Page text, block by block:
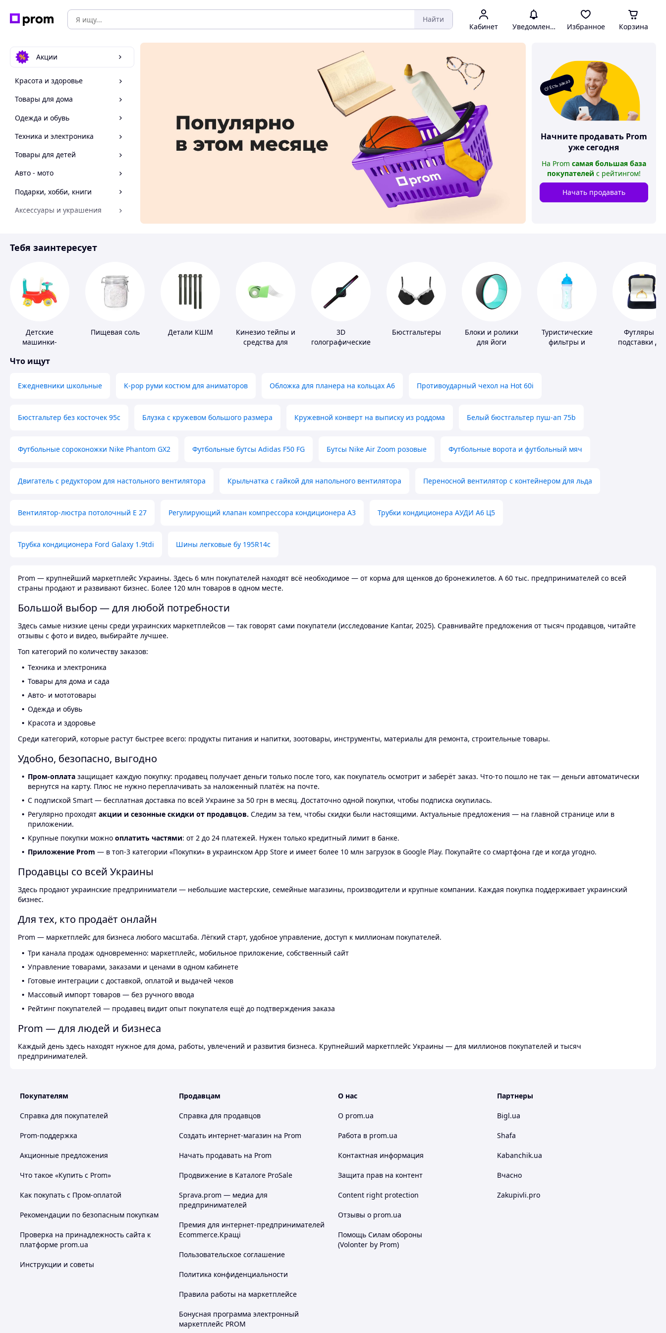
Найти
Кабинет Уведомления Избранное Корзина
Акции
Красота и здоровье
Товары для дома
Одежда и обувь
Техника и электроника
Товары для детей
Авто - мото
Подарки, хобби, книги
Аксессуары и украшения
Спорт и отдых
О! Есть заказ
Начните продавать Prom
уже сегодня
На Prom самая большая база
покупателей с рейтингом!
Начать продавать
Тебя заинтересует
Детские
машинки-
Пищевая соль Детали КШМ
Кинезио тейпы и
средства для
3D
голографические
Бюстгальтеры
Блоки и ролики
для йоги
Туристические
фильтры и
Футляры и
подставки
Что ищут
Ежедневники школьные K-pop руми костюм для аниматоров Обложка для планера на кольцах А6 Противоударный чехол на Hot 60i
Бюстгальтер без косточек 95с Блузка с кружевом большого размера Кружевной конверт на выписку из роддома Белый бюстгальтер пуш-ап 75b
Футбольные сороконожки Nike Phantom GX2 Футбольные бутсы Adidas F50 FG Бутсы Nike Air Zoom розовые Футбольные ворота и футбольный мяч
Двигатель с редуктором для настольного вентилятора Крыльчатка с гайкой для напольного вентилятора Переносной вентилятор с контейнером для льда
Вентилятор-люстра потолочный E 27 Регулирующий клапан компрессора кондиционера А3 Трубки кондиционера АУДИ А6 Ц5
Трубка кондиционера Ford Galaxy 1.9tdi Шины легковые бу 195R14c
Prom — крупнейший маркетплейс Украины. Здесь 6 млн покупателей находят всё необходимое — от корма для щенков до бронежилетов. А 60 тыс. предпринимателей со всей
страны продают и развивают бизнес. Более 120 млн товаров в одном месте.
Большой выбор — для любой потребности
Здесь самые низкие цены среди украинских маркетплейсов — так говорят сами покупатели (исследование Kantar, 2025). Сравнивайте предложения от тысяч продавцов, читайте
отзывы с фото и видео, выбирайте лучшее.
Топ категорий по количеству заказов:
Техника и электроника
Товары для дома и сада
Авто- и мототовары
Одежда и обувь
Красота и здоровье
Среди категорий, которые растут быстрее всего: продукты питания и напитки, зоотовары, инструменты, материалы для ремонта, строительные товары.
Удобно, безопасно, выгодно
Пром-оплата защищает каждую покупку: продавец получает деньги только после того, как покупатель осмотрит и заберёт заказ. Что-то пошло не так — деньги автоматически
вернутся на карту. Плюс не нужно переплачивать за наложенный платёж на почте.
С подпиской Smart — бесплатная доставка по всей Украине за 50 грн в месяц. Достаточно одной покупки, чтобы подписка окупилась.
Регулярно проходят акции и сезонные скидки от продавцов. Следим за тем, чтобы скидки были настоящими. Актуальные предложения — на главной странице или в
приложении.
Крупные покупки можно оплатить частями: от 2 до 24 платежей. Нужен только кредитный лимит в банке.
Приложение Prom — в топ-3 категории «Покупки» в украинском App Store и имеет более 10 млн загрузок в Google Play. Покупайте со смартфона где и когда угодно.
Продавцы со всей Украины
Здесь продают украинские предприниматели — небольшие мастерские, семейные магазины, производители и крупные компании. Каждая покупка поддерживает украинский
бизнес.
Для тех, кто продаёт онлайн
Prom — маркетплейс для бизнеса любого масштаба. Лёгкий старт, удобное управление, доступ к миллионам покупателей.
Три канала продаж одновременно: маркетплейс, мобильное приложение, собственный сайт
Управление товарами, заказами и ценами в одном кабинете
Готовые интеграции с доставкой, оплатой и выдачей чеков
Массовый импорт товаров — без ручного ввода
Рейтинг покупателей — продавец видит опыт покупателя ещё до подтверждения заказа
Prom — для людей и бизнеса
Каждый день здесь находят нужное для дома, работы, увлечений и развития бизнеса. Крупнейший маркетплейс Украины — для миллионов покупателей и тысяч
предпринимателей.
Покупателям
Справка для покупателей
Prom-поддержка
Акционные предложения
Что такое «Купить с Prom»
Как покупать с Пром-оплатой
Рекомендации по безопасным покупкам
Проверка на принадлежность сайта к
платформе prom.ua
Инструкции и советы
Продавцам
Справка для продавцов
Создать интернет-магазин на Prom
Начать продавать на Prom
Продвижение в Каталоге ProSale
Sprava.prom — медиа для
предпринимателей
Премия для интернет-предпринимателей
Ecommerce.Кращі
Пользовательское соглашение
Политика конфиденциальности
Правила работы на маркетплейсе
Бонусная программа электронный
маркетплейс PROM
О нас
О prom.ua
Работа в prom.ua
Контактная информация
Защита прав на контент
Content right protection
Отзывы о prom.ua
Помощь Силам обороны
(Volonter by Prom)
Партнеры
Bigl.ua
Shafa
Kabanchik.ua
Вчасно
Zakupivli.pro